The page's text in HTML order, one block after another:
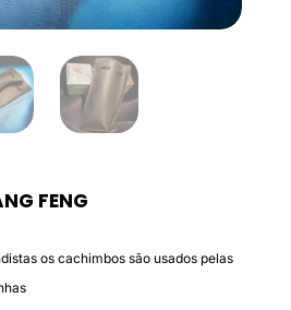
FENG
os cachimbos são usados pelas